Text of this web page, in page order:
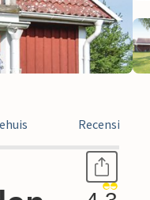
Recensies